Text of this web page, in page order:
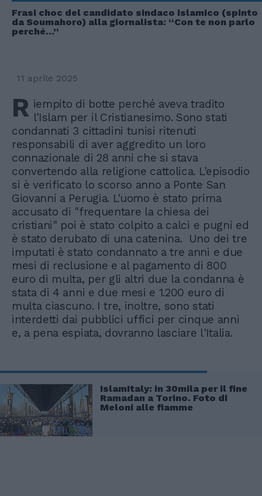
Frasi choc del candidato sindaco islamico (spinto
da Soumahoro) alla giornalista: “Con te non parlo
perché…”
11 aprile 2025
R iempito di botte perché aveva tradito
l'Islam per il Cristianesimo. Sono stati
condannati 3 cittadini tunisi ritenuti
responsabili di aver aggredito un loro
connazionale di 28 anni che si stava
convertendo alla religione cattolica. L'episodio
si è verificato lo scorso anno a Ponte San
Giovanni a Perugia. L'uomo è stato prima
accusato di "frequentare la chiesa dei
cristiani" poi è stato colpito a calci e pugni ed
è stato derubato di una catenina. Uno dei tre
imputati è stato condannato a tre anni e due
mesi di reclusione e al pagamento di 800
euro di multa, per gli altri due la condanna è
stata di 4 anni e due mesi e 1.200 euro di
multa ciascuno. I tre, inoltre, sono stati
interdetti dai pubblici uffici per cinque anni
e, a pena espiata, dovranno lasciare l'Italia.
IslamItaly: in 30mila per il fine
Ramadan a Torino. Foto di
Meloni alle fiamme